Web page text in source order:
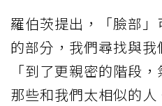
羅伯茨提出，「臉部
的部分，我們尋找與我
「到了更親密的階段
那些和我們太相似的人